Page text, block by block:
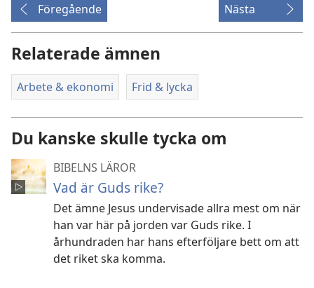
Föregående Nästa
Relaterade ämnen
Arbete & ekonomi Frid & lycka
Du kanske skulle tycka om
BIBELNS LÄROR
Vad är Guds rike?
Det ämne Jesus undervisade allra mest om när
han var här på jorden var Guds rike. I
århundraden har hans efterföljare bett om att
det riket ska komma.